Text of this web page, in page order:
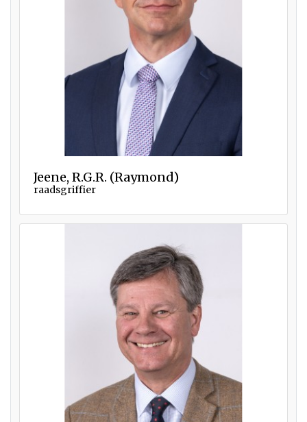
Jeene, R.G.R. (Raymond)
raadsgriffier